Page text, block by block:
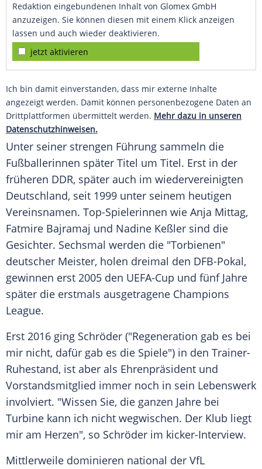
Redaktion eingebundenen Inhalt von Glomex GmbH
anzuzeigen. Sie können diesen mit einem Klick anzeigen
lassen und auch wieder deaktivieren.
jetzt aktivieren
Ich bin damit einverstanden, dass mir externe Inhalte
angezeigt werden. Damit können personenbezogene Daten an
Drittplattformen übermittelt werden. Mehr dazu in unseren
Datenschutzhinweisen.
Unter seiner strengen Führung sammeln die
Fußballerinnen später Titel um Titel. Erst in der
früheren DDR, später auch im wiedervereinigten
Deutschland, seit 1999 unter seinem heutigen
Vereinsnamen. Top-Spielerinnen wie Anja Mittag,
Fatmire Bajramaj und Nadine Keßler sind die
Gesichter. Sechsmal werden die "Torbienen"
deutscher Meister, holen dreimal den DFB-Pokal,
gewinnen erst 2005 den UEFA-Cup und fünf Jahre
später die erstmals ausgetragene Champions
League.
Erst 2016 ging Schröder ("Regeneration gab es bei
mir nicht, dafür gab es die Spiele") in den Trainer-
Ruhestand, ist aber als Ehrenpräsident und
Vorstandsmitglied immer noch in sein Lebenswerk
involviert. "Wissen Sie, die ganzen Jahre bei
Turbine kann ich nicht wegwischen. Der Klub liegt
mir am Herzen", so Schröder im kicker-Interview.
Mittlerweile dominieren national der VfL